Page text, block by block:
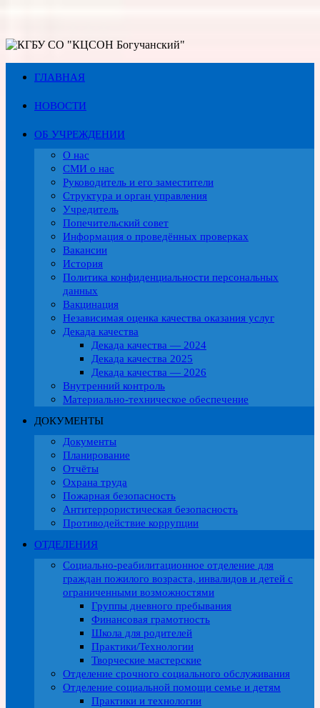
Перейти
к
содержимому
ГЛАВНАЯ
НОВОСТИ
ОБ УЧРЕЖДЕНИИ
О нас
СМИ о нас
Руководитель и его заместители
Структура и орган управления
Учредитель
Попечительский совет
Информация о проведённых проверках
Вакансии
История
Политика конфиденциальности персональных
данных
Вакцинация
Независимая оценка качества оказания услуг
Декада качества
Декада качества — 2024
Декада качества 2025
Декада качества — 2026
Внутренний контроль
Материально-техническое обеспечение
ДОКУМЕНТЫ
Документы
Планирование
Отчёты
Охрана труда
Пожарная безопасность
Антитеррористическая безопасность
Противодействие коррупции
ОТДЕЛЕНИЯ
Социально-реабилитационное отделение для
граждан пожилого возраста, инвалидов и детей с
ограниченными возможностями
Группы дневного пребывания
Финансовая грамотность
Школа для родителей
Практики/Технологии
Творческие мастерские
Отделение срочного социального обслуживания
Отделение социальной помощи семье и детям
Практики и технологии